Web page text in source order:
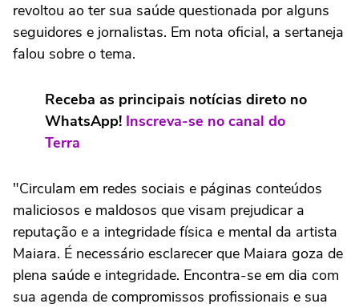
revoltou ao ter sua saúde questionada por alguns
seguidores e jornalistas. Em nota oficial, a sertaneja
falou sobre o tema.
Receba as principais notícias direto no
WhatsApp! Inscreva-se no canal do
Terra
"Circulam em redes sociais e páginas conteúdos
maliciosos e maldosos que visam prejudicar a
reputação e a integridade física e mental da artista
Maiara. É necessário esclarecer que Maiara goza de
plena saúde e integridade. Encontra-se em dia com
sua agenda de compromissos profissionais e sua